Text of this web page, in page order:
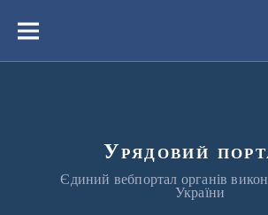
вмістуМеню
Урядовий
Єдиний вебпортал органів
України